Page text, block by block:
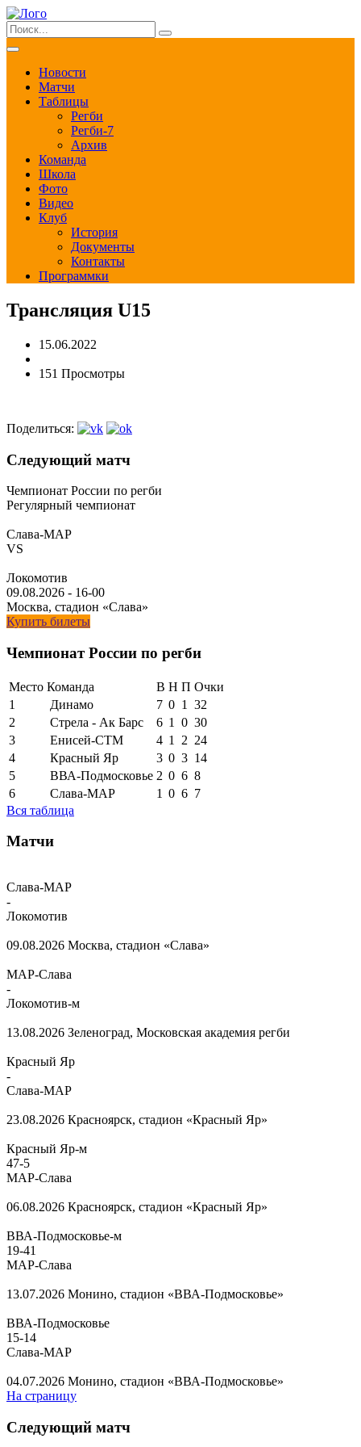
Новости
Матчи
Таблицы
Регби
Регби-7
Архив
Команда
Школа
Фото
Видео
Клуб
История
Документы
Контакты
Программки
Трансляция U15
15.06.2022
151 Просмотры
Поделиться:
Следующий матч
Чемпионат России по регби
Регулярный чемпионат
Слава-МАР
VS
Локомотив
09.08.2026 - 16-00
Москва, стадион «Слава»
Купить билеты
Чемпионат России по регби
Место Команда В Н П Очки
1
Динамо 7 0 1
32
2
Стрела - Ак Барс 6 1 0 30
3
Енисей-СТМ 4 1 2 24
4
Красный Яр 3 0 3 14
5
ВВА-Подмосковье 2 0 6 8
6
Слава-МАР 1 0 6 7
Вся таблица
Матчи
Слава-МАР
-
Локомотив
09.08.2026 Москва, стадион «Слава»
МАР-Слава
-
Локомотив-м
13.08.2026 Зеленоград, Московская академия регби
Красный Яр
-
Слава-МАР
23.08.2026 Красноярск, стадион «Красный Яр»
Красный Яр-м
47-5
МАР-Слава
06.08.2026 Красноярск, стадион «Красный Яр»
ВВА-Подмосковье-м
19-41
МАР-Слава
13.07.2026 Монино, стадион «ВВА-Подмосковье»
ВВА-Подмосковье
15-14
Слава-МАР
04.07.2026 Монино, стадион «ВВА-Подмосковье»
На страницу
Следующий матч